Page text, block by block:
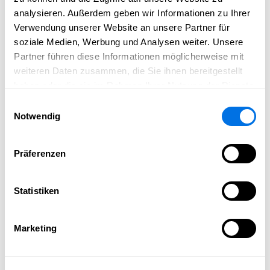
analysieren. Außerdem geben wir Informationen zu Ihrer
Verwendung unserer Website an unsere Partner für
soziale Medien, Werbung und Analysen weiter. Unsere
Partner führen diese Informationen möglicherweise mit
weiteren Daten zusammen, die Sie ihnen bereitgestellt
Notwendig
Präferenzen
Statistiken
Marketing
RUBRIKEN
EINLEITUNG
zur Erklärung der Todos
GEBURTSTAGSKALENDER
zum verewigen in einem Gästebuch mit
Fingerabdrücken anhand eines Fingerabdrucktiers
Doppelseite mit diversen Fragen zum markieren, wenn
DOPPELSEITE KIND SELBST